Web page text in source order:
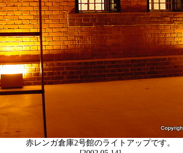
赤レンガ倉庫2号館のライトアップです。